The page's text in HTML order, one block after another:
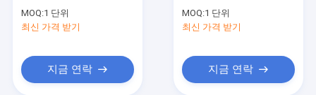
좌석
MOQ:1 단위
최신 가격 받기
지금 연락
MOQ:1 단위
최신 가격 받기
지금 연락